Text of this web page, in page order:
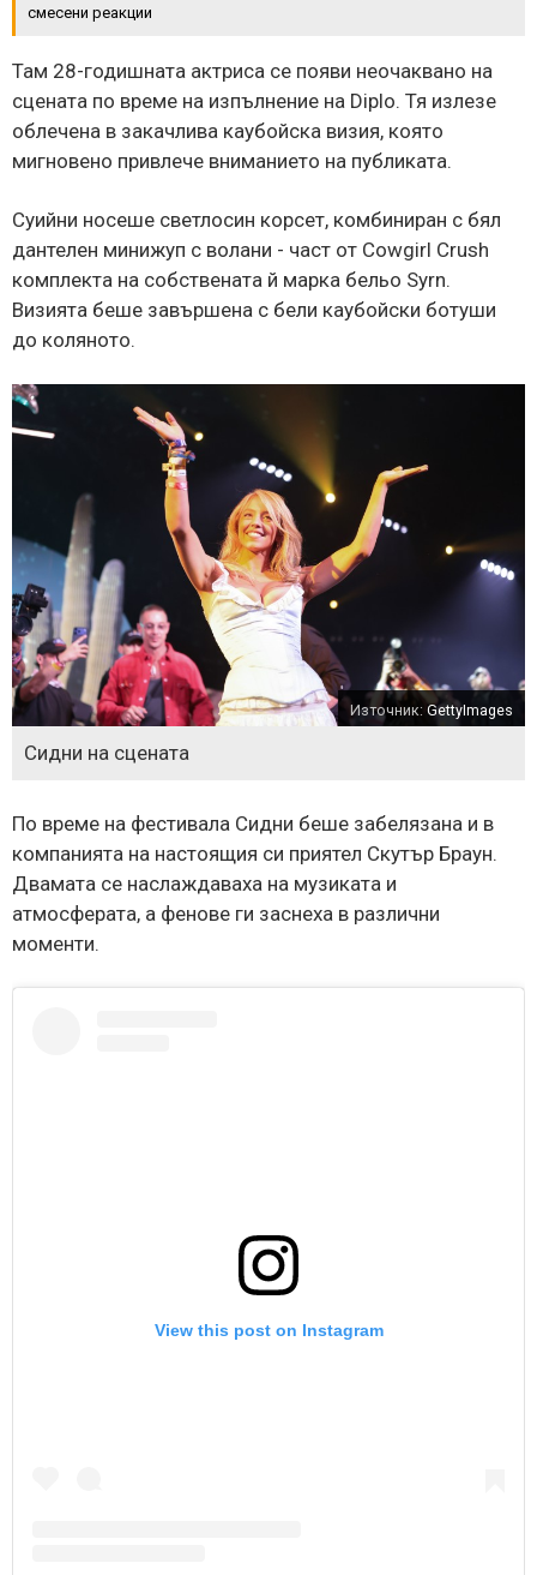
смесени реакции
Там 28-годишната актриса се появи неочаквано на
сцената по време на изпълнение на Diplo. Тя излезе
облечена в закачлива каубойска визия, която
мигновено привлече вниманието на публиката.
Суийни носеше светлосин корсет, комбиниран с бял
дантелен минижуп с волани - част от Cowgirl Crush
комплекта на собствената й марка бельо Syrn.
Визията беше завършена с бели каубойски ботуши
до коляното.
Източник: GettyImages
Сидни на сцената
По време на фестивала Сидни беше забелязана и в
компанията на настоящия си приятел Скутър Браун.
Двамата се наслаждаваха на музиката и
атмосферата, а фенове ги заснеха в различни
моменти.
View this post on Instagram